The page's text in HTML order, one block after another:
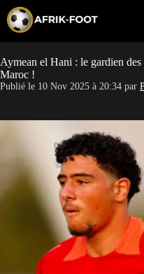
p
o
c
o
t
Aymean el Hani : le gardien
Maroc !
Publié le 10 Nov 2025 à 20:34 par